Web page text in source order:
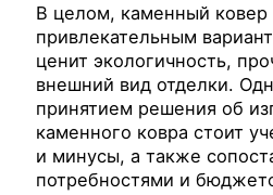
В целом, каменный ковер
привлекательным
ценит экологичность,
внешний вид отделки.
принятием решения об
каменного ковра стоит
и минусы, а также
потребностями и